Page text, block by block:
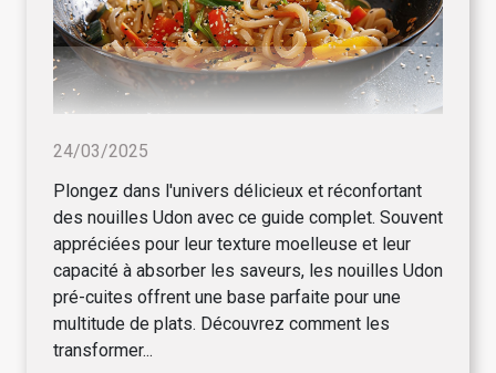
24/03/2025
Plongez dans l'univers délicieux et réconfortant
des nouilles Udon avec ce guide complet. Souvent
appréciées pour leur texture moelleuse et leur
capacité à absorber les saveurs, les nouilles Udon
pré-cuites offrent une base parfaite pour une
multitude de plats. Découvrez comment les
transformer...